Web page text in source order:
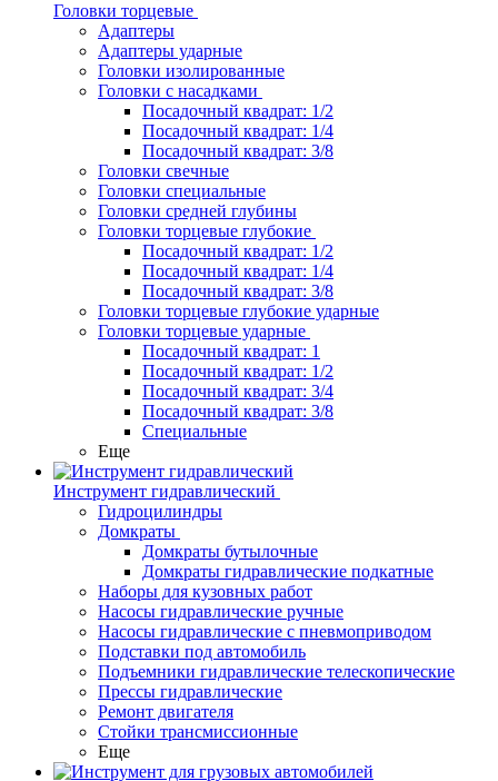
Головки торцевые
Адаптеры
Адаптеры ударные
Головки изолированные
Головки с насадками
Посадочный квадрат: 1/2
Посадочный квадрат: 1/4
Посадочный квадрат: 3/8
Головки свечные
Головки специальные
Головки средней глубины
Головки торцевые глубокие
Посадочный квадрат: 1/2
Посадочный квадрат: 1/4
Посадочный квадрат: 3/8
Головки торцевые глубокие ударные
Головки торцевые ударные
Посадочный квадрат: 1
Посадочный квадрат: 1/2
Посадочный квадрат: 3/4
Посадочный квадрат: 3/8
Специальные
Еще
Инструмент гидравлический
Гидроцилиндры
Домкраты
Домкраты бутылочные
Домкраты гидравлические подкатные
Наборы для кузовных работ
Насосы гидравлические ручные
Насосы гидравлические с пневмоприводом
Подставки под автомобиль
Подъемники гидравлические телескопические
Прессы гидравлические
Ремонт двигателя
Стойки трансмиссионные
Еще